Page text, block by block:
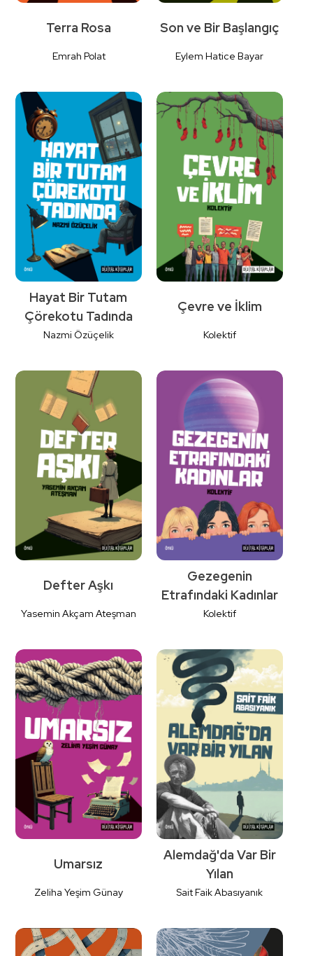
Detaylı
İncele
Terra Rosa
Emrah Polat
Detaylı
İncele
Son ve Bir Başlangıç
Eylem Hatice Bayar
Detaylı
İncele
Hayat Bir Tutam
Çörekotu Tadında
Nazmi Özüçelik
Detaylı
İncele
Çevre ve İklim
Kolektif
Detaylı
İncele
Defter Aşkı
Yasemin Akçam Ateşman
Detaylı
İncele
Gezegenin
Etrafındaki Kadınlar
Kolektif
Umarsız
Zeliha Yeşim Günay
Alemdağ'da Var Bir
Yılan
Sait Faik Abasıyanık